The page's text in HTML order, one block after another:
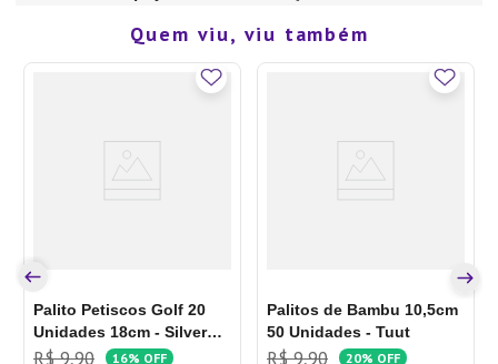
Quem viu, viu também
Palito Petiscos Golf 20
Unidades 18cm - Silver
Plastic
R$ 9,90 16% OFF
Palitos de Bambu 10,5cm
50 Unidades - Tuut
R$ 9,90 20% OFF